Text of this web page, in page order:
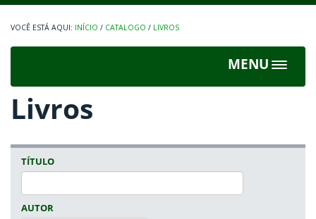
INÍCIO / CATALOGO / LIVROS
MENU
Toggle
Livros
TÍTULO
AUTOR